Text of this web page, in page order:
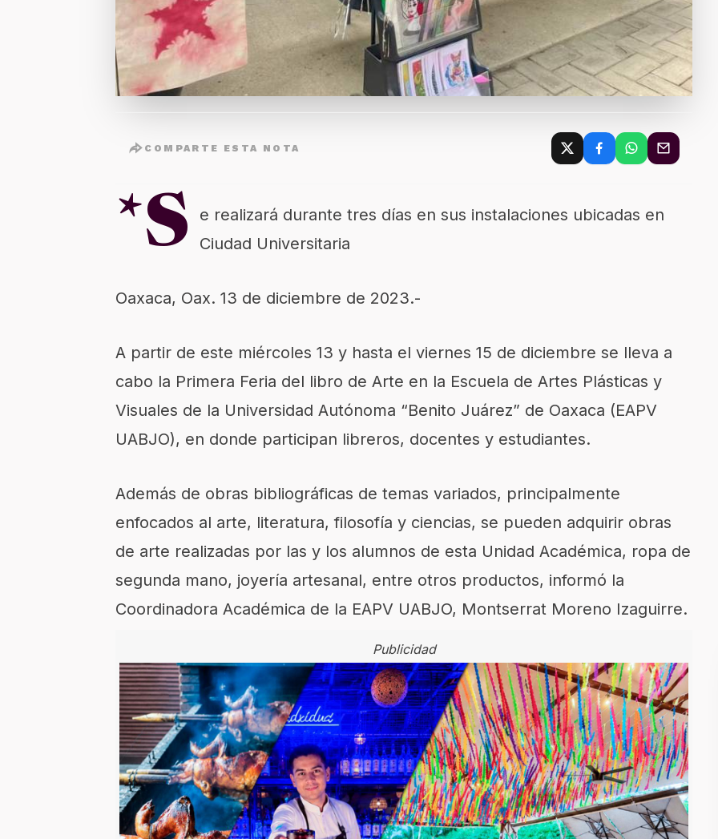
COMPARTE ESTA NOTA
*S
e realizará durante tres días en sus instalaciones ubicadas en
Ciudad Universitaria
Oaxaca, Oax. 13 de diciembre de 2023.-
A partir de este miércoles 13 y hasta el viernes 15 de diciembre se lleva a
cabo la Primera Feria del libro de Arte en la Escuela de Artes Plásticas y
Visuales de la Universidad Autónoma “Benito Juárez” de Oaxaca (EAPV
UABJO), en donde participan libreros, docentes y estudiantes.
Además de obras bibliográficas de temas variados, principalmente
enfocados al arte, literatura, filosofía y ciencias, se pueden adquirir obras
de arte realizadas por las y los alumnos de esta Unidad Académica, ropa de
segunda mano, joyería artesanal, entre otros productos, informó la
Coordinadora Académica de la EAPV UABJO, Montserrat Moreno Izaguirre.
Publicidad